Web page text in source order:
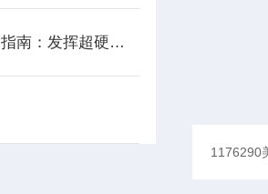
碳化钨片使用指南：发挥超硬材料性能